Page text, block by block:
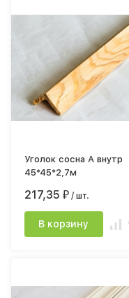
Уголок сосна А внутр
45*45*2,7м
217,35₽ / шт.
В корзину